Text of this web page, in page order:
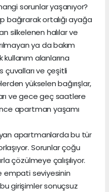
sorunlar yaşanıyor?
bağırarak ortalığı ayağa
silkelenen halılar ve
ya da bakım
alanlarına
çuvalları ve çeşitli
yükselen bağırışlar,
ve gece geç saatlere
apartman yaşamı
apartmanlarda bu tür
Sorunlar çoğu
çözülmeye çalışılıyor.
empati seviyesinin
girişimler sonuçsuz